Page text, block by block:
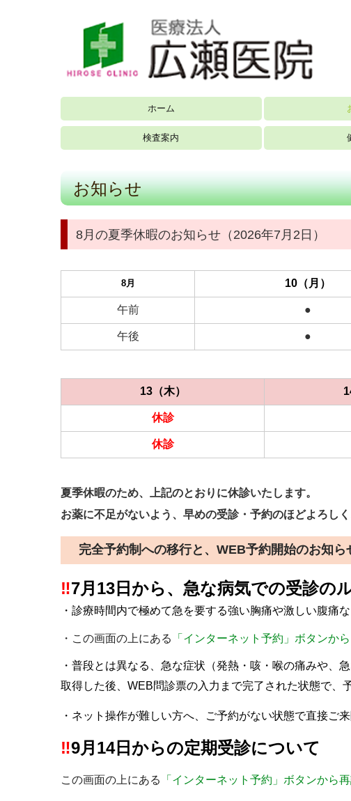
ホーム
検査案内
お知らせ
8月の夏季休暇のお知らせ（2026年7月2日）
8月 10（月）
午前 ●
午後 ●
13（木）
休診
休診
夏季休暇のため、上記のとおりに休診いたします。
お薬に不足がないよう、早めの受診・予約のほどよろしく
完全予約制への移行と、WEB予約開始のお知ら
‼️7月13日から、 急な病気での受診の
・診療時間内で極めて急を要する強い胸痛や激しい腹痛
・この画面の上にある 「インターネット予約」ボタンか
・普段とは異なる、急な症状（発熱・咳・喉の痛みや、
取得した後、WEB問診票の入力まで完了された状態で、
・ネット操作が難しい方へ、ご予約がない状態で直接ご
‼️9月14日からの定期受診について
この画面の上にある 「インターネット予約」ボタンから